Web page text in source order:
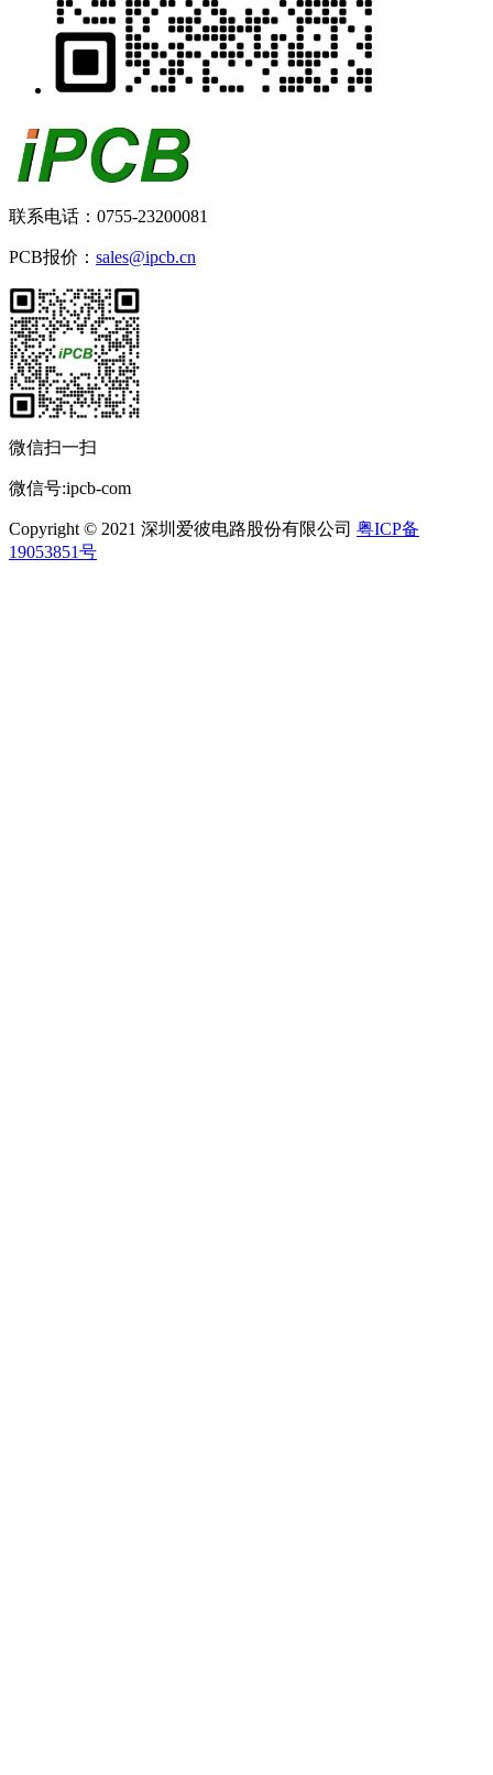
联系电话：0755-23200081
PCB报价： sales@ipcb.cn
微信扫一扫
微信号:ipcb-com
Copyright © 2021 深圳爱彼电路股份有限公司 粤ICP备
19053851号